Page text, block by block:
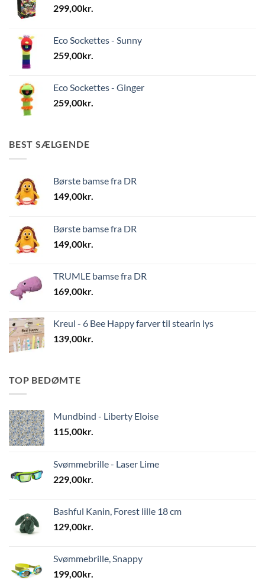
299,00kr.
Eco Sockettes - Sunny
259,00kr.
Eco Sockettes - Ginger
259,00kr.
BEST SÆLGENDE
Børste bamse fra DR
149,00kr.
Børste bamse fra DR
149,00kr.
TRUMLE bamse fra DR
169,00kr.
Kreul - 6 Bee Happy farver til stearin lys
139,00kr.
TOP BEDØMTE
Mundbind - Liberty Eloise
115,00kr.
Svømmebrille - Laser Lime
229,00kr.
Bashful Kanin, Forest lille 18 cm
129,00kr.
Svømmebrille, Snappy
199,00kr.